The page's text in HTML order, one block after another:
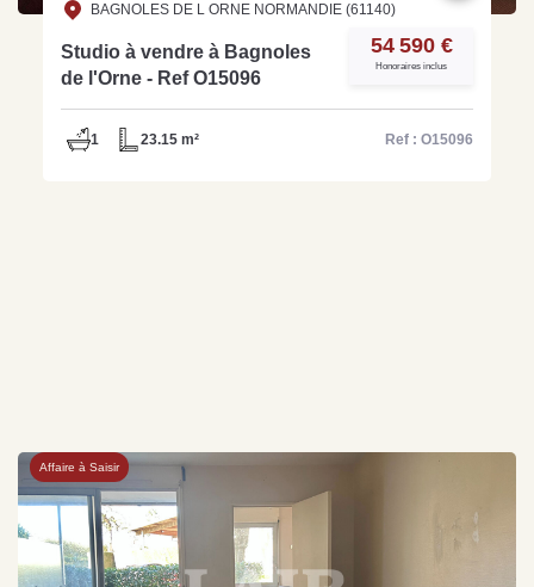
BAGNOLES DE L ORNE NORMANDIE (61140)
Studio à vendre à Bagnoles
de l'Orne - Ref O15096
54 590 €
Honoraires inclus
1 23.15 m² Ref : O15096
Affaire à Saisir